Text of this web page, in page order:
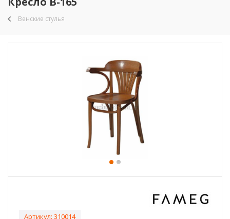
Венские стулья
Артикул: 310014